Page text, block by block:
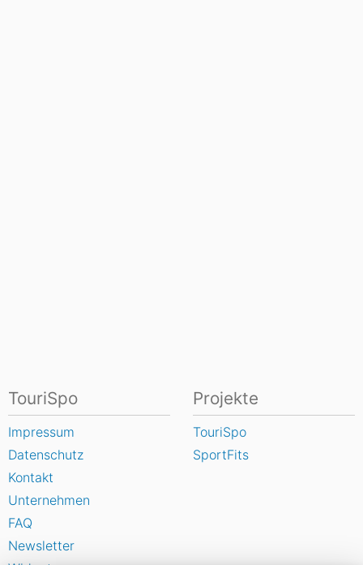
TouriSpo
Impressum
Datenschutz
Kontakt
Unternehmen
FAQ
Newsletter
Projekte
TouriSpo
SportFits